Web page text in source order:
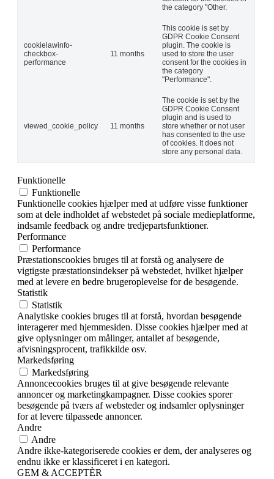
the category "Other.
cookielawinfo-
checkbox-
performance
11 months
This cookie is set by
GDPR Cookie Consent
plugin. The cookie is
used to store the user
consent for the cookies in
the category
"Performance".
viewed_cookie_policy 11 months
The cookie is set by the
GDPR Cookie Consent
plugin and is used to
store whether or not user
has consented to the use
of cookies. It does not
store any personal data.
Funktionelle
Funktionelle
Funktionelle cookies hjælper med at udføre visse funktioner
som at dele indholdet af webstedet på sociale medieplatforme,
indsamle feedback og andre tredjepartsfunktioner.
Performance
Performance
Præstationscookies bruges til at forstå og analysere de
vigtigste præstationsindekser på webstedet, hvilket hjælper
med at levere en bedre brugeroplevelse for de besøgende.
Statistik
Statistik
Analytiske cookies bruges til at forstå, hvordan besøgende
interagerer med hjemmesiden. Disse cookies hjælper med at
give oplysninger om målinger, antallet af besøgende,
afvisningsprocent, trafikkilde osv.
Markedsføring
Markedsføring
Annoncecookies bruges til at give besøgende relevante
annoncer og marketingkampagner. Disse cookies sporer
besøgende på tværs af websteder og indsamler oplysninger
for at levere tilpassede annoncer.
Andre
Andre
Andre ikke-kategoriserede cookies er dem, der analyseres og
endnu ikke er klassificeret i en kategori.
GEM & ACCEPTÈR